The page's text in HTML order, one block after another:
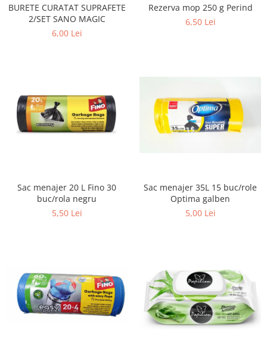
Hartie Quilling
Hartie glasata si creponata
neechipat
Penar borseta neechipat
Penar 3 fermoare neechipat
Pixuri pentru copii
Pic si corectoare
Sabloane scolare
Truse Geometrie, Rigle, Echere
Carti de colorat + poveste pentru
BURETE CURATAT SUPRAFETE
2/SET SANO MAGIC
6,00 Lei
Rezerva mop 250 g Perind
6,50 Lei
Sac menajer 20 L Fino 30
buc/rola negru
5,50 Lei
Sac menajer 35L 15 buc/role
Optima galben
5,00 Lei